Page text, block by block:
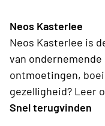
Neos Kasterlee
Neos Kasterlee is
van
ontmoetingen,
gezelligheid? Leer
Snel terugvinden